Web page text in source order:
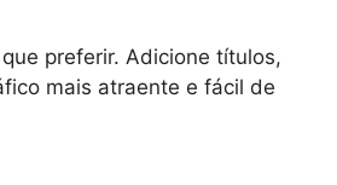
preferir. Adicione títulos,
mais atraente e fácil de